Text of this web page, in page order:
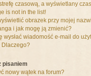
czasową, a wyświetlany
is not in the list!
obrazek przy mojej
i jak mogę ją zmienić?
wysłać wiadomość e-mail do
Dlaczego?
pisaniem
nowy wątek na forum?